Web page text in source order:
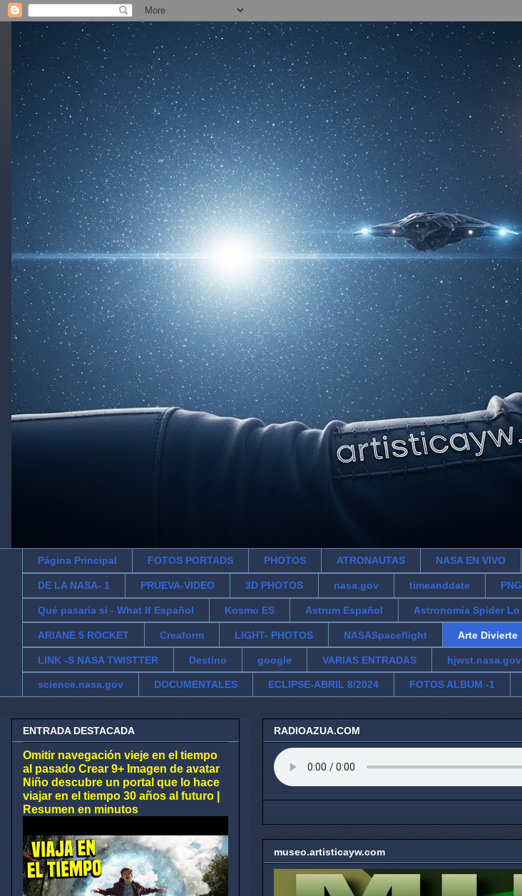
Página Principal FOTOS PORTADS PHOTOS ATRONAUTAS NASA EN VIVO
DE LA NASA- 1 PRUEVA-VIDEO 3D PHOTOS nasa.gov timeanddate PNG
Qué pasaría si - What If Español Kosmo ES Astrum Español Astronomía Spider Lo
ARIANE 5 ROCKET Creaform LIGHT- PHOTOS NASASpaceflight Arte Divierte
LINK -S NASA TWISTTER Destino google VARIAS ENTRADAS hjwst.nasa.gov
science.nasa.gov DOCUMENTALES ECLIPSE-ABRIL 8/2024 FOTOS ALBUM -1
RADIOAZUA.COM
museo.artisticayw.com
ENTRADA DESTACADA
Omitir navegación vieje en el tiempo
al pasado Crear 9+ Imagen de avatar
Niño descubre un portal que lo hace
viajar en el tiempo 30 años al futuro |
Resumen en minutos